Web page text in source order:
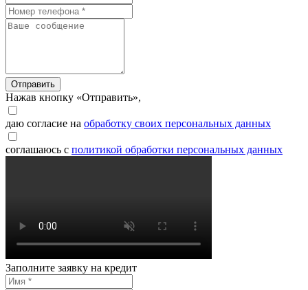
Отправить
Нажав кнопку «Отправить»,
даю согласие на обработку своих персональных данных
соглашаюсь с политикой обработки персональных данных
Заполните заявку на кредит